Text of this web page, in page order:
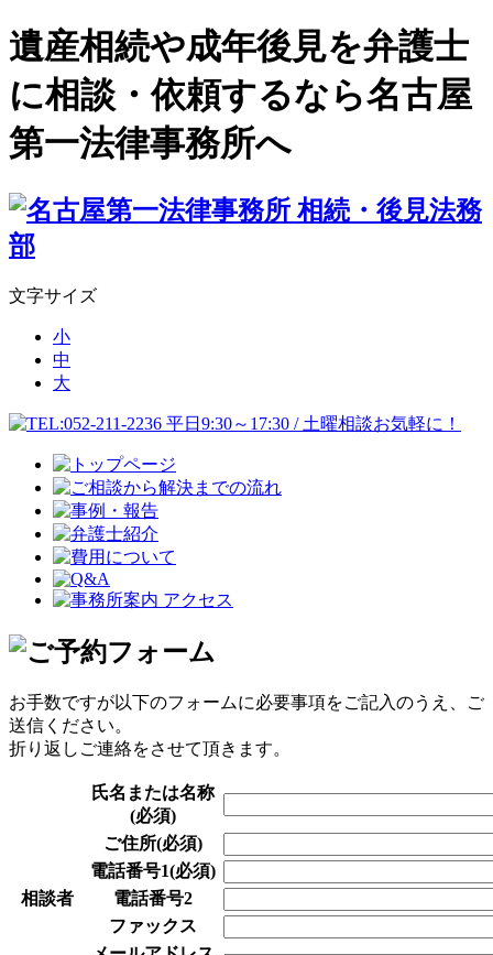
遺産相続や成年後見を弁護士
に相談・依頼するなら名古屋
第一法律事務所へ
文字サイズ
小
中
大
お手数ですが以下のフォームに必要事項をご記入のうえ、ご
送信ください。
折り返しご連絡をさせて頂きます。
相談者
氏名または名称
(必須)
ご住所(必須)
電話番号1(必須)
電話番号2
ファックス